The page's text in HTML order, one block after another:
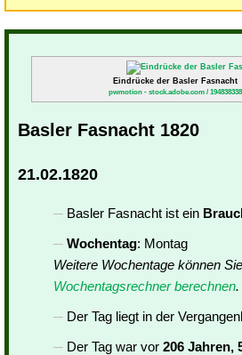
Eindrücke der Basler Fasnacht
pwmotion - stock.adobe.com / 194838338
Basler Fasnacht 1820
21.02.1820
Basler Fasnacht ist ein
Wochentag: Montag
Weitere Wochentage können
Wochentagsrechner berechnen.
Der Tag liegt in der
Der Tag war vor 206 Jahren,